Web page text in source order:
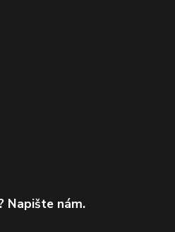
Napište nám.